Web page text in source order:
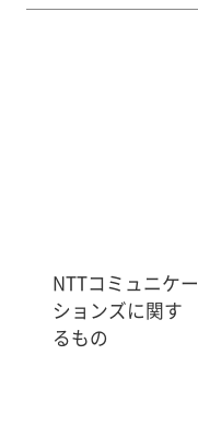
NTTコミュニケー
ションズに関す
るもの